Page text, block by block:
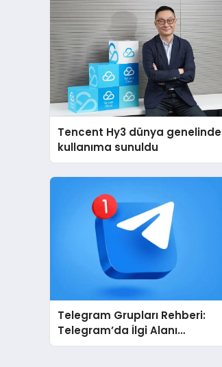
Tencent Hy3 dünya genelinde
kullanıma sunuldu
Telegram Grupları Rehberi:
Telegram’da İlgi Alanı
Topluluklarını Bulmanın